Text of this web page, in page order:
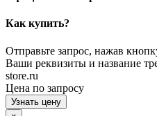
Как купить?
Отправьте запрос, нажав
Ваши реквизиты и название
store.ru
Цена по запросу
Узнать цену